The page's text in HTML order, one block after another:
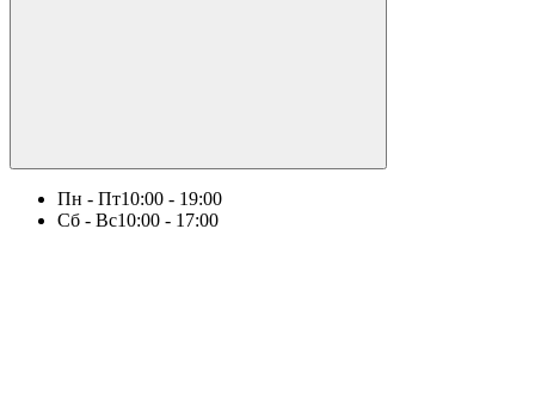
Пн - Пт10:00 - 19:00
Сб - Вс10:00 - 17:00